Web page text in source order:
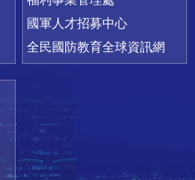
國軍人才招募中心
全民國防教育全球資訊網